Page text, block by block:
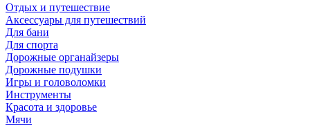
Отдых и путешествие
Аксессуары для путешествий
Для бани
Для спорта
Дорожные органайзеры
Дорожные подушки
Игры и головоломки
Инструменты
Красота и здоровье
Мячи